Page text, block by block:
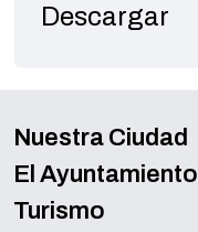
Descargar
Nuestra Ciudad
El Ayuntamiento
Turismo